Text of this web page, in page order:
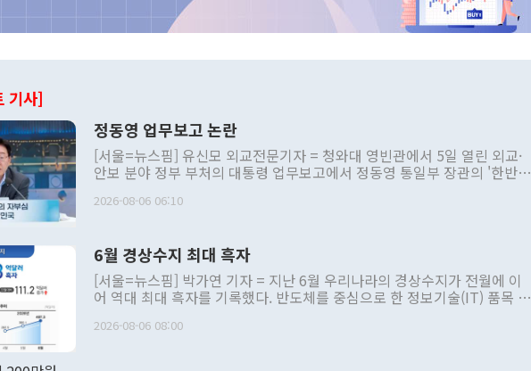
기사]
정동영 업무보고 논란
[서울=뉴스핌] 유신모 외교전문기자 = 청와대 영빈관에서 5일 열린 외교·
안보 분야 정부 부처의 대통령 업무보고에서 정동영 통일부 장관의 '한반도
발언 중에는 정부 내 조율을 거치지 않은 사안을 정책으로 추진하겠다고 공
주의적 희망에 근거한 비현실적 구상'이라는 비판을 내놨다. 그동안 정 장
관의 대북 정책 관련 발언이 물의를 빚은 적은 여러 번 있지만 대통령과 유
관 부처 장관이 공개적으로 부정적 입장을 표명한 것은 이례적이다. 정 장
관의 무리한 대북 접근법과 월권을 제어해야 한다는 목소리도 높아지고 있
다. [정동영 통일부 장관이 지난달 23일 오후 서울 종로구 정부서울청사에
2026-08-06 06:10
6월 경상수지 최대 흑자
[서울=뉴스핌] 박가연 기자 = 지난 6월 우리나라의 경상수지가 전월에 이
어 역대 최대 흑자를 기록했다. 반도체를 중심으로 한 정보기술(IT) 품목 수
료=한국은행] 한국은행이 6일 발표한 '2026년 6월 국제수지(잠정)'에 따르
2026-08-06 08:00